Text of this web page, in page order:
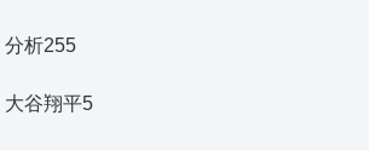
分析255
大谷翔平5